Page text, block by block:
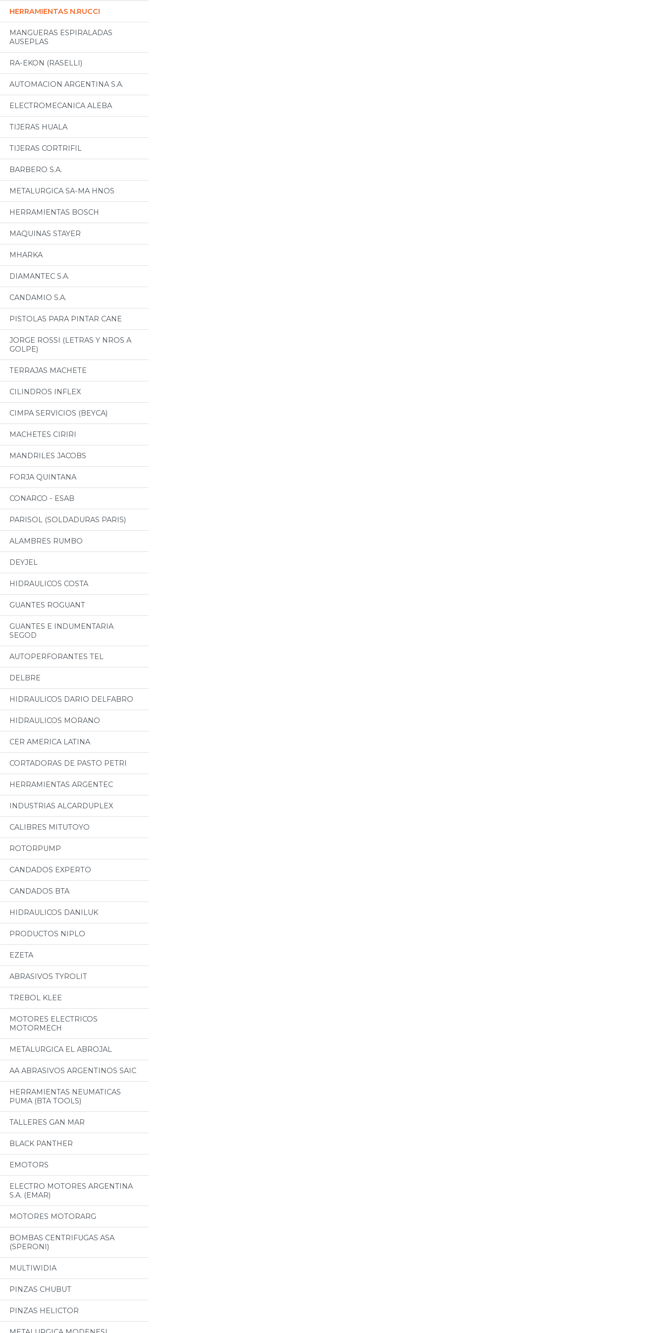
HERRAMIENTAS N.RUCCI
MANGUERAS ESPIRALADAS
AUSEPLAS
RA-EKON (RASELLI)
AUTOMACION ARGENTINA S.A.
ELECTROMECANICA ALEBA
TIJERAS HUALA
TIJERAS CORTRIFIL
BARBERO S.A.
METALURGICA SA-MA HNOS
HERRAMIENTAS BOSCH
MAQUINAS STAYER
MHARKA
DIAMANTEC S.A.
CANDAMIO S.A.
PISTOLAS PARA PINTAR CANE
JORGE ROSSI (LETRAS Y NROS A
GOLPE)
TERRAJAS MACHETE
CILINDROS INFLEX
CIMPA SERVICIOS (BEYCA)
MACHETES CIRIRI
MANDRILES JACOBS
FORJA QUINTANA
CONARCO - ESAB
PARISOL (SOLDADURAS PARIS)
ALAMBRES RUMBO
DEYJEL
HIDRAULICOS COSTA
GUANTES ROGUANT
GUANTES E INDUMENTARIA
SEGOD
AUTOPERFORANTES TEL
DELBRE
HIDRAULICOS DARIO DELFABRO
HIDRAULICOS MORANO
CER AMERICA LATINA
CORTADORAS DE PASTO PETRI
HERRAMIENTAS ARGENTEC
INDUSTRIAS ALCARDUPLEX
CALIBRES MITUTOYO
ROTORPUMP
CANDADOS EXPERTO
CANDADOS BTA
HIDRAULICOS DANILUK
PRODUCTOS NIPLO
EZETA
ABRASIVOS TYROLIT
TREBOL KLEE
MOTORES ELECTRICOS
MOTORMECH
METALURGICA EL ABROJAL
AA ABRASIVOS ARGENTINOS SAIC
HERRAMIENTAS NEUMATICAS
PUMA (BTA TOOLS)
TALLERES GAN MAR
BLACK PANTHER
EMOTORS
ELECTRO MOTORES ARGENTINA
S.A. (EMAR)
MOTORES MOTORARG
BOMBAS CENTRIFUGAS ASA
(SPERONI)
MULTIWIDIA
PINZAS CHUBUT
PINZAS HELICTOR